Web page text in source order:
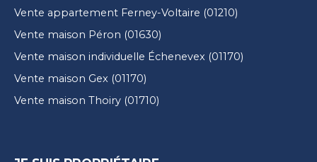
Vente appartement Ferney-Voltaire (01210)
Vente maison Péron (01630)
Vente maison individuelle Échenevex (01170)
Vente maison Gex (01170)
Vente maison Thoiry (01710)